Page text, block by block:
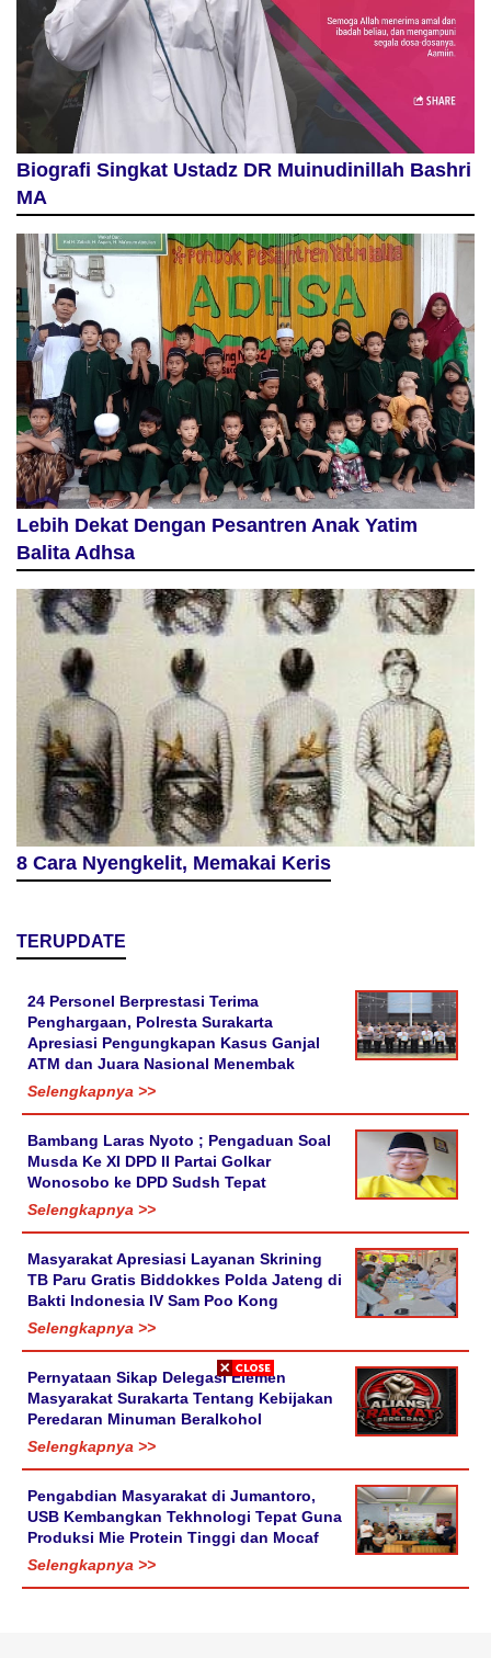
Biografi Singkat Ustadz DR Muinudinillah Bashri
MA
Lebih Dekat Dengan Pesantren Anak Yatim
Balita Adhsa
8 Cara Nyengkelit, Memakai Keris
TERUPDATE
24 Personel Berprestasi Terima
Penghargaan, Polresta Surakarta
Apresiasi Pengungkapan Kasus Ganjal
ATM dan Juara Nasional Menembak
Selengkapnya >>
Bambang Laras Nyoto ; Pengaduan Soal
Musda Ke XI DPD II Partai Golkar
Wonosobo ke DPD Sudsh Tepat
Selengkapnya >>
Masyarakat Apresiasi Layanan Skrining
TB Paru Gratis Biddokkes Polda Jateng di
Bakti Indonesia IV Sam Poo Kong
Selengkapnya >>
Pernyataan Sikap Delegasi Elemen
Masyarakat Surakarta Tentang Kebijakan
Peredaran Minuman Beralkohol
Selengkapnya >>
Pengabdian Masyarakat di Jumantoro,
USB Kembangkan Tekhnologi Tepat Guna
Produksi Mie Protein Tinggi dan Mocaf
Selengkapnya >>